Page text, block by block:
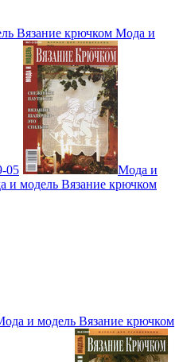
Вязание крючком Мода и
05
Мода и
и модель Вязание крючком
и модель Вязание крючком